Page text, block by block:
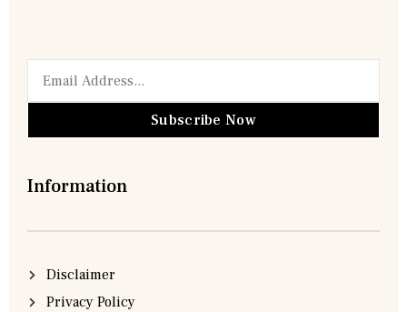
Subscribe Now
Information
Disclaimer
Privacy Policy